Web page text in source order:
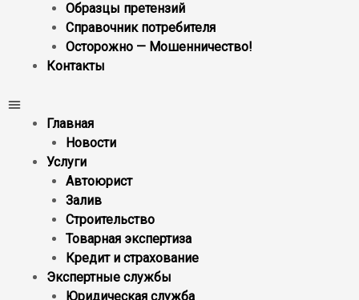
Образцы претензий
Справочник потребителя
Осторожно — Мошенничество!
Контакты
Главная
Новости
Услуги
Автоюрист
Залив
Строительство
Товарная экспертиза
Кредит и страхование
Экспертные службы
Юридическая служба